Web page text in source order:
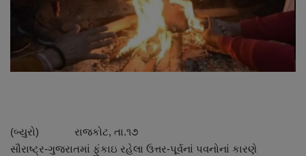
Dipotsav Special
આંતરરાષ્ટ્રીય
ગુજરાત
(બ્યુરો) રાજકોટ, તા.૧૭
સૌરાષ્ટ્ર-ગુજરાતમાં ફુંકાઇ રહેલા ઉત્તર-પૂર્વનાં પવનોનાં કારણે